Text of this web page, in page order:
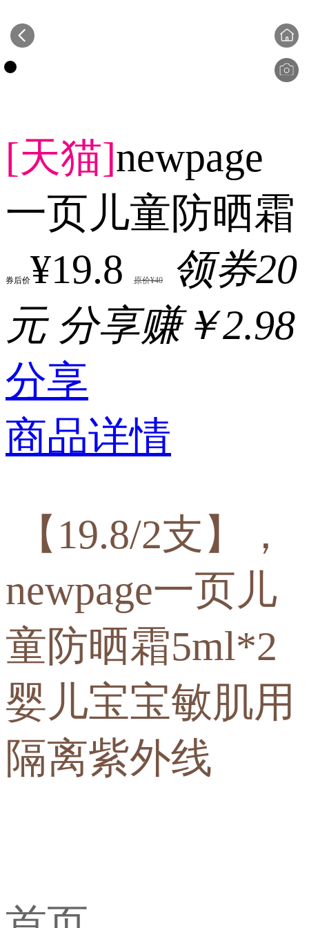
[天猫]newpage
一页儿童防晒霜
券后价¥19.8 原价¥40
领券20
元 分享赚￥2.98
分享
商品详情
【19.8/2支】，
newpage一页儿
童防晒霜5ml*2
婴儿宝宝敏肌用
隔离紫外线